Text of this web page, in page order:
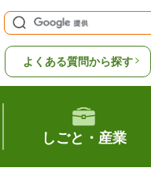
よくある質問から探す
しごと・産業